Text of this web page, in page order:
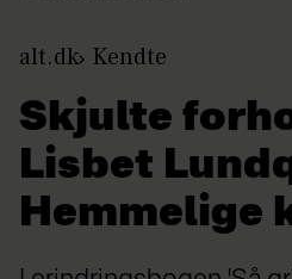
alt.dk Kendte
Skjulte
Lisbet
Hemmelige